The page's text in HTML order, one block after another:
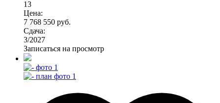
13
Цена:
7 768 550 руб.
Сдача:
3/2027
Записаться на просмотр